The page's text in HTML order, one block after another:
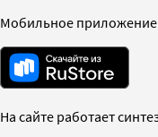
Мобильное приложение
На сайте работает